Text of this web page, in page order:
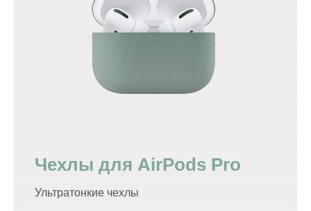
Чехлы для AirPods Pro
Ультратонкие чехлы